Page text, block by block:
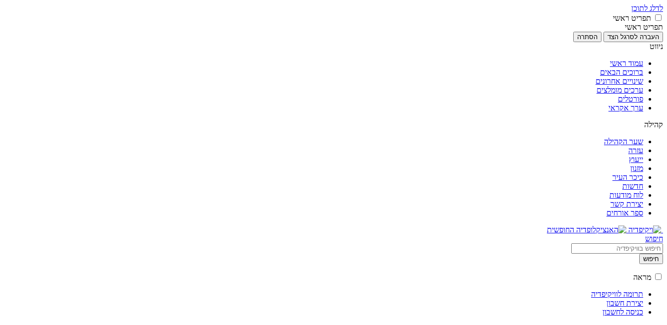
לדלג לתוכן
תפריט ראשי
תפריט ראשי
העברה לסרגל הצד הסתרה
ניווט
עמוד ראשי
ברוכים הבאים
שינויים אחרונים
ערכים מומלצים
פורטלים
ערך אקראי
קהילה
שער הקהילה
עזרה
ייעוץ
מזנון
כיכר העיר
חדשות
לוח מודעות
יצירת קשר
ספר אורחים
חיפוש
חיפוש
מראה
תרומה לוויקיפדיה
יצירת חשבון
כניסה לחשבון